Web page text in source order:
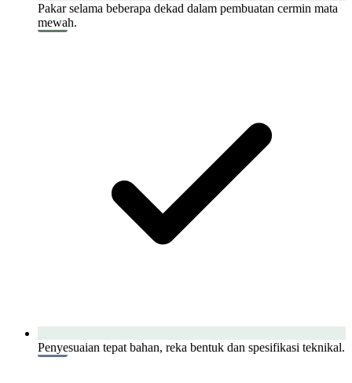
Pakar selama beberapa dekad dalam pembuatan cermin mata
mewah.
Penyesuaian tepat bahan, reka bentuk dan spesifikasi teknikal.